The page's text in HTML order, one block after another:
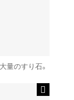
量のすり石。